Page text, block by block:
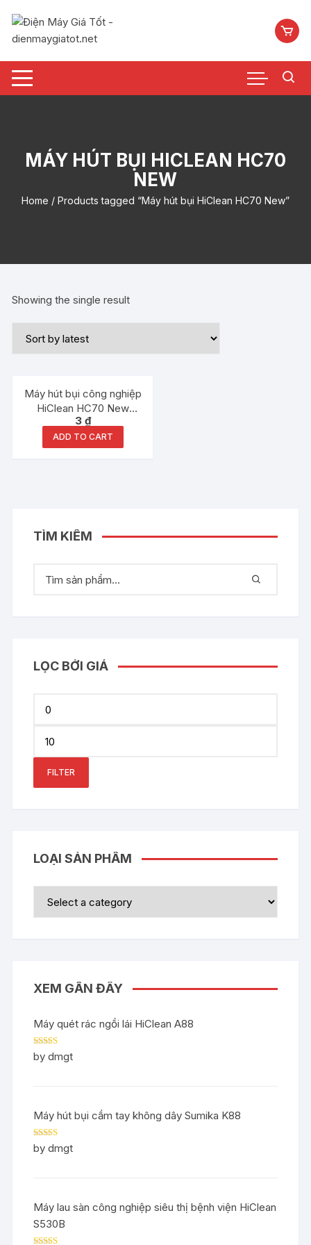
nội
MÁY HÚT BỤI HICLEAN HC70
NEW
Home / Products tagged “Máy hút bụi HiClean HC70 New”
Showing the single result
Máy hút bụi công nghiệp
HiClean HC70 New
3000W
3 ₫
ADD TO CART
TÌM KIẾM
LỌC BỞI GIÁ
FILTER
LOẠI SẢN PHẨM
XEM GẦN ĐÂY
Máy quét rác ngồi lái HiClean A88
Rated5out
of 5
by dmgt
Máy hút bụi cầm tay không dây Sumika K88
Rated5out
of 5
by dmgt
Máy lau sàn công nghiệp siêu thị bệnh viện HiClean
S530B